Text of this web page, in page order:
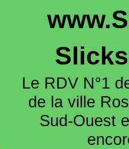
Le RDV N°1
de la ville
Sud-Ouest